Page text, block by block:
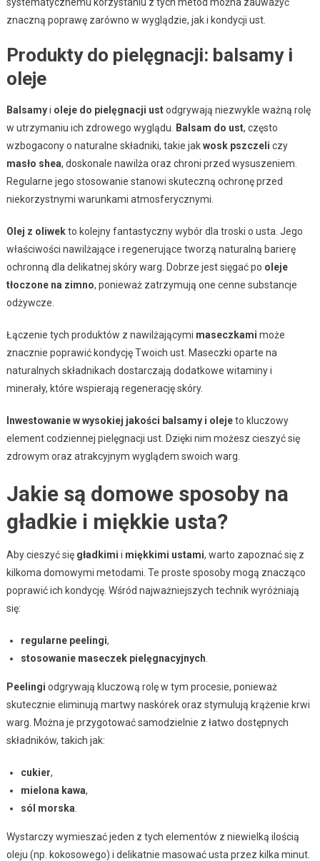
znaczną poprawę zarówno w wyglądzie, jak i kondycji ust.
Produkty do pielęgnacji: balsamy i
oleje
Balsamyi oleje do pielęgnacji ustodgrywają niezwykle ważną rolę
w utrzymaniu ich zdrowego wyglądu.
Balsam do ust, często
wzbogacony o naturalne składniki, takie jakwosk pszczeli czy
masło shea, doskonale nawilża oraz chroni przed wysuszeniem.
Regularne jego stosowanie stanowi skuteczną ochronę przed
niekorzystnymi warunkami atmosferycznymi.
Olej z oliwekto kolejny fantastyczny wybór dla troski o usta. Jego
właściwości nawilżające i regenerujące tworzą naturalną barierę
ochronną dla delikatnej skóry warg. Dobrze jest sięgać po oleje
tłoczone na zimno, ponieważ zatrzymują one cenne substancje
odżywcze.
Łączenie tych produktów z nawilżającymi maseczkami może
znacznie poprawić kondycję Twoich ust. Maseczki oparte na
naturalnych składnikach dostarczają dodatkowe witaminy i
minerały, które wspierają regenerację skóry.
Inwestowanie w wysokiej jakości balsamy i olejeto kluczowy
element codziennej pielęgnacji ust. Dzięki nim możesz cieszyć się
zdrowym oraz atrakcyjnym wyglądem swoich warg.
Jakie są domowe sposoby na
gładkie i miękkie usta?
Aby cieszyć się gładkimi i miękkimi ustami, warto zapoznać się z
kilkoma domowymi metodami. Te proste sposoby mogą znacząco
poprawić ich kondycję. Wśród najważniejszych technik wyróżniają
się:
regularne peelingi,
stosowanie maseczek pielęgnacyjnych
Peelingi odgrywają kluczową rolę w tym procesie, ponieważ
skutecznie eliminują martwy naskórek oraz stymulują krążenie krwi
warg. Można je przygotować samodzielnie z łatwo dostępnych
składników, takich jak:
cukier,
mielona kawa,
sól morska
Wystarczy wymieszać jeden z tych elementów z niewielką ilością
oleju (np. kokosowego) i delikatnie masować usta przez kilka minut.